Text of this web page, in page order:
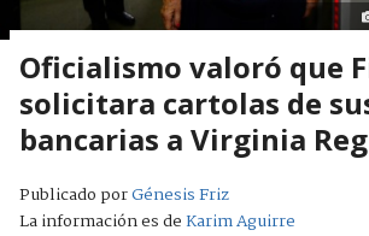
Oficialismo valoró que
solicitara cartolas de
bancarias a Virginia
Publicado porGénesis Friz
La información es deKarim Aguirre